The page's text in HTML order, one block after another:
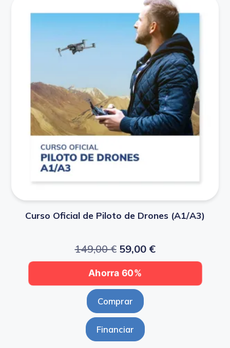
Curso Oficial de Piloto de Drones (A1/A3)
149,00€ 59,00 €
Ahorra 60%
Comprar
Financiar